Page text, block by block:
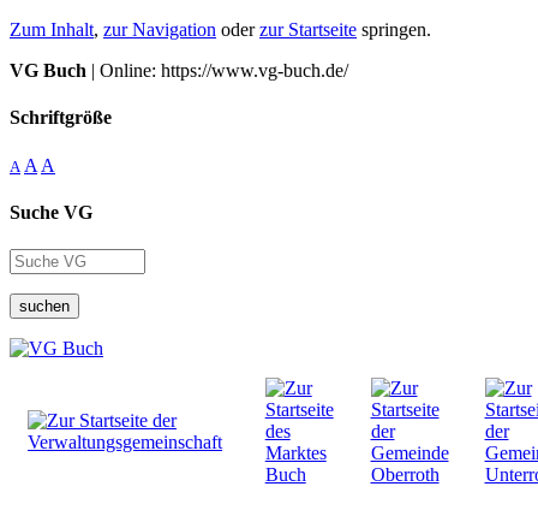
Zum Inhalt, zur Navigation oderzur Startseite springen.
VG Buch | Online: https://www.vg-buch.de/
Schriftgröße
A A A
Suche VG
suchen